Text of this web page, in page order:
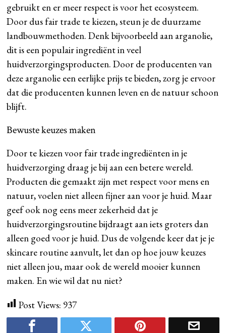
gebruikt en er meer respect is voor het ecosysteem.
Door dus fair trade te kiezen, steun je de duurzame
landbouwmethoden. Denk bijvoorbeeld aan arganolie,
dit is een populair ingrediënt in veel
huidverzorgingsproducten. Door de producenten van
deze arganolie een eerlijke prijs te bieden, zorg je ervoor
dat die producenten kunnen leven en de natuur schoon
blijft.
Bewuste keuzes maken
Door te kiezen voor fair trade ingrediënten in je
huidverzorging draag je bij aan een betere wereld.
Producten die gemaakt zijn met respect voor mens en
natuur, voelen niet alleen fijner aan voor je huid. Maar
geef ook nog eens meer zekerheid dat je
huidverzorgingsroutine bijdraagt aan iets groters dan
alleen goed voor je huid. Dus de volgende keer dat je je
skincare routine aanvult, let dan op hoe jouw keuzes
niet alleen jou, maar ook de wereld mooier kunnen
maken. En wie wil dat nu niet?
Post Views: 937